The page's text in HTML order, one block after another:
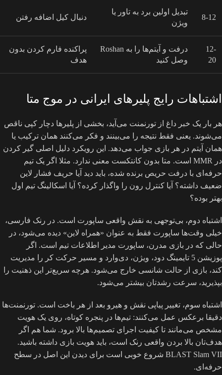
8-12
تبدیل اولین برد به تاور یا
ویژن
دنبال کیل اضافه رفتن
12-
20
درفت و آیتم‌ها را به Roshan
وصل کنید
پراکنده فارم کردن بدون
هدف
اشتباهات رایج پلیرهای ایرانی در موج متا
هر بار یک خبر داغ از تورنمنت می‌آید، بخشی از پلیرها دچار کپی ناقص
می‌شوند. یعنی فقط نتیجه را می‌بینند و فکر می‌کنند همان ترکیب یا
همان آیتم در هر بازی جواب می‌دهد. این رویکرد دلیل اصلی گیر کردن
در MMR است. متا بدون کانتکست معنی ندارد. مثلا اگر یک تیم
حرفه‌ای با درفت حریص برنده شده، باید دید آیا حریف فشار لاین
ضعیف داشته؟ آیا کنترل رون را واگذار کرده؟ آیا اسکالینگ تیم اول
بهتر بوده؟
اشتباه دوم، بی‌توجهی به نقش واقعی ساپورت است. در رنک فارسی،
خیلی وقت‌ها ساپورت فقط به عنوان «همراه لاین» دیده می‌شود، در
حالی که در بازی مدرن، ساپورت مدیر اطلاعات تیم است. اگر
پوزیشن 5 تایمینگ دود، ویژن، دی‌وارد و مسیر حرکت کر را مدیریت
کند، بازی از حالت شانسی خارج می‌شود. هرچه سریع‌تر این ذهنیت را
بپذیرید، سرعت رشدتان بیشتر می‌شود.
اشتباه سوم، تغییر پیاپی نقش و هیرو بعد از هر باخت است. تورنمنت‌ها
دقیقا برعکس عمل می‌کنند: تیم‌ها در پنجره کوتاه، روی یک هویت
مشخص می‌مانند تا کیفیت اجرای تصمیم‌ها بالا برود. شما هم اگر
هدف‌تان بالا بردن واقعی رنک است، باید هویت بازی داشته باشید.
BLAST Slam VII شروع خوبی است برای دیدن این اصل در سطح
حرفه‌ای.